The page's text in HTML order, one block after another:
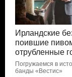
Ирландские
поившие
отрубленные
Погружаемся в
банды «Вестис»